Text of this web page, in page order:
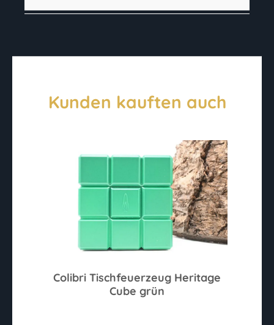
Kunden kauften auch
Colibri Tischfeuerzeug Heritage
Cube grün